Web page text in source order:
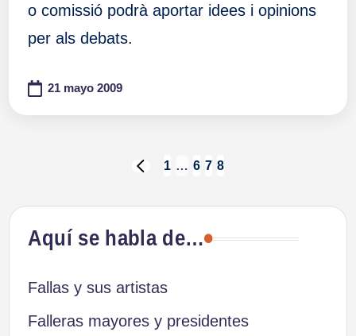
o comissió podrà aportar idees i opinions
per als debats.
21 mayo 2009
Paginación
de
entradas
PÁGINA
1 … 6 7 8
Aquí se habla de…
Fallas y sus artistas
Falleras mayores y presidentes